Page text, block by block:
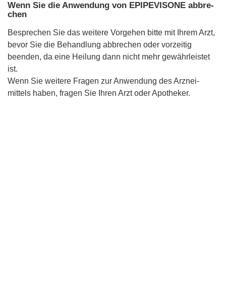
Wenn Sie die Anwendung von EPIPEVISONE abbre-
chen
Besprechen Sie das weitere Vorgehen bitte mit Ihrem Arzt,
bevor Sie die Behandlung abbrechen oder vorzeitig
beenden, da eine Heilung dann nicht mehr gewährleistet
ist.
Wenn Sie weitere Fragen zur Anwendung des Arznei-
mittels haben, fragen Sie Ihren Arzt oder Apotheker.